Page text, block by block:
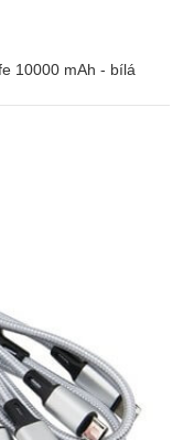
10000 mAh - bílá